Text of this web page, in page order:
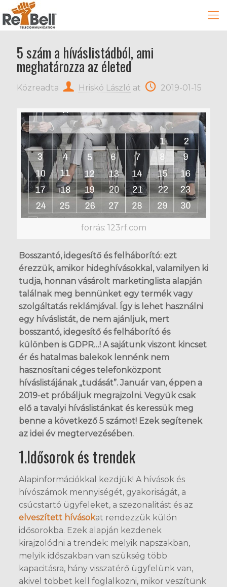
5 szám a híváslistádból, ami
meghatározza az életed
Közreadta Hriskó László at 2019-01-15
forrás: 123rf.com
Bosszantó, idegesítő és felháborító: ezt
érezzük, amikor hideghívásokkal, valamilyen ki
tudja, honnan vásárolt marketinglista alapján
találnak meg bennünket egy termék vagy
szolgáltatás reklámjával. Így is lehet használni
egy híváslistát, de nem ajánljuk, mert
bosszantó, idegesítő és felháborító és
különben is GDPR…! A sajátunk viszont kincset
ér és hatalmas balekok lennénk nem
hasznosítani céges telefonközpont
híváslistájának „tudását”. Január van, éppen a
2019-et próbáljuk megrajzolni. Vegyük csak
elő a tavalyi híváslistánkat és keressük meg
benne a következő 5 számot! Ezek segítenek
az idei év megtervezésében.
1.Idősorok és trendek
Alapinformációkkal kezdjük! A hívások és
hívószámok mennyiségét, gyakoriságát, a
csúcstartó ügyfeleket, a szezonalitást és az
elveszített hívásokat rendezzük külön
idősorokba. Ezek alapján kezdenek
kirajzolódni a trendek: melyik napszakban,
melyik időszakban van szükség több
kapacitásra, hány visszatérő ügyfelünk van,
akivel többet kell foglalkozni, mikor veszítünk